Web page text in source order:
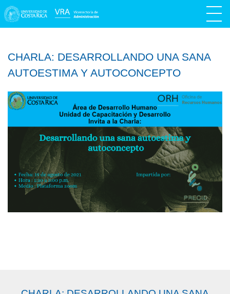
CHARLA: DESARROLLANDO UNA SANA
AUTOESTIMA Y AUTOCONCEPTO